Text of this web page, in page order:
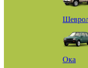
Ока